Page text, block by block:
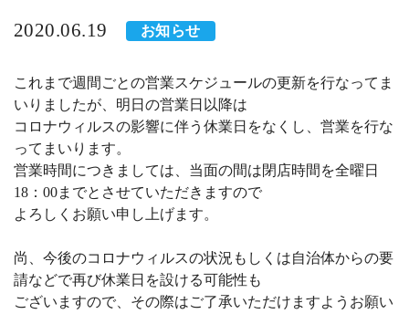
2020.06.19 お知らせ
これまで週間ごとの営業スケジュールの更新を行なってま
いりましたが、明日の営業日以降は
コロナウィルスの影響に伴う休業日をなくし、営業を行な
ってまいります。
営業時間につきましては、当面の間は閉店時間を全曜日
18：00までとさせていただきますので
よろしくお願い申し上げます。
尚、今後のコロナウィルスの状況もしくは自治体からの要
請などで再び休業日を設ける可能性も
ございますので、その際はご了承いただけますようお願い